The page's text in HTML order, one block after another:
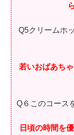
Q5クリームホ
若いおばあち
Q６このコース
日頃の時間を